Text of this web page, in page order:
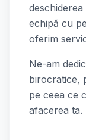
echipă cu
oferim
Ne-am
birocratice,
pe ceea ce
afacerea ta.